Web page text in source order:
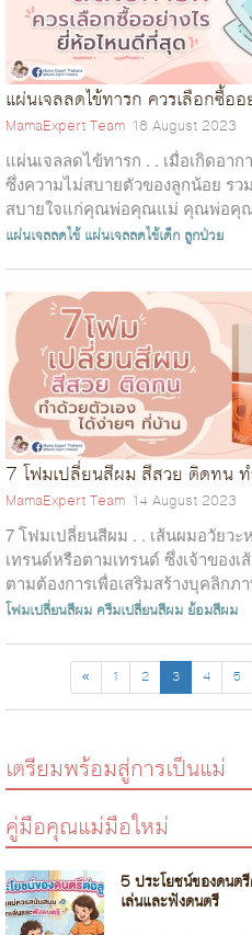
แผ่นเจลลดไข้ทารก ควรเลือกซื้อ
MamaExpert Team 18 August 2023
แผ่นเจลลดไข้ทารก . . เมื่อเกิดอา
ซึ่งความไม่สบายตัวของลูกน้อย รว
สบายใจแก่คุณพ่อคุณแม่ คุณพ่อคุณ
ลูกน้อยหายจากอา...
แผ่นเจลลดไข้ แผ่นเจลลดไข้เด็ก ลูกป่วย
7 โฟมเปลี่ยนสีผม สีสวย ติดทน
MamaExpert Team 14 August 2023
7 โฟมเปลี่ยนสีผม . . เส้นผมอวัยว
เทรนด์หรือตามเทรนด์ ซึ่งเจ้าของ
ตามต้องการเพื่อเสริมสร้างบุคลิก
ทรงผมแล...
โฟมเปลี่ยนสีผม ครีมเปลี่ยนสีผม ย้อมสีผม
« 1 2 3 4 5
เตรียมพร้อมสู่การเป็นแม่
คู่มือคุณแม่มือใหม่
5 ประโยชน์ของดน
เล่นและฟังดนตรี